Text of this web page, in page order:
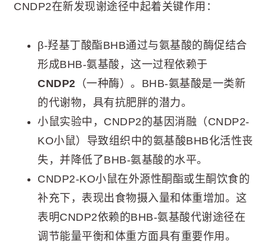
CNDP2在新发现谢途径中起着关键作用：
β-羟基丁酸酯BHB通过与氨基酸的酶促结合
形成BHB-氨基酸，这一过程依赖于
CNDP2 （一种酶）。BHB-氨基酸是一类新
的代谢物，具有抗肥胖的潜力。
小鼠实验中，CNDP2的基因消融（CNDP2-
KO小鼠）导致组织中的氨基酸BHB化活性丧
失，并降低了BHB-氨基酸的水平。
CNDP2-KO小鼠在外源性酮酯或生酮饮食的
补充下，表现出食物摄入量和体重增加。这
表明CNDP2依赖的BHB-氨基酸代谢途径在
调节能量平衡和体重方面具有重要作用。